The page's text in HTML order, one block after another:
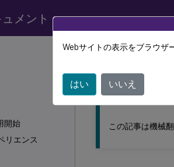
メント
開始
リエンス
このコンテンツは動的
Citrix Workspace
この記事は機械
Webサイトの表示をブラウザ
はい いいえ